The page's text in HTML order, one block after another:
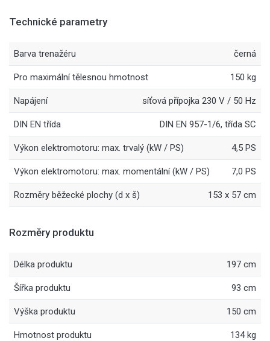
Technické parametry
Barva trenažéru černá
Pro maximální tělesnou hmotnost 150 kg
Napájení síťová přípojka 230 V / 50 Hz
DIN EN třída DIN EN 957-1/6, třída SC
Výkon elektromotoru: max. trvalý (kW / PS) 4,5 PS
Výkon elektromotoru: max. momentální (kW / PS) 7,0 PS
Rozměry běžecké plochy (d x š) 153 x 57 cm
Rozměry produktu
Délka produktu 197 cm
Šířka produktu 93 cm
Výška produktu 150 cm
Hmotnost produktu 134 kg